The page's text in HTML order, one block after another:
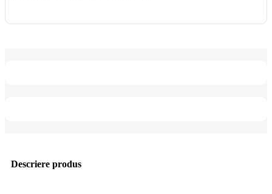
Descriere produs